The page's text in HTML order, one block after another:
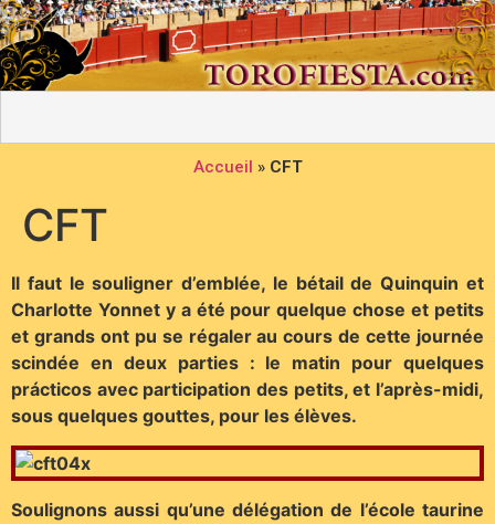
Accueil » CFT
CFT
Il faut le souligner d’emblée, le bétail de Quinquin et
Charlotte Yonnet y a été pour quelque chose et petits
et grands ont pu se régaler au cours de cette journée
scindée en deux parties : le matin pour quelques
prácticos avec participation des petits, et l’après-midi,
sous quelques gouttes, pour les élèves.
Soulignons aussi qu’une délégation de l’école taurine